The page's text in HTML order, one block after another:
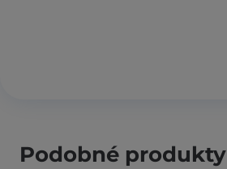
Podobné produkty